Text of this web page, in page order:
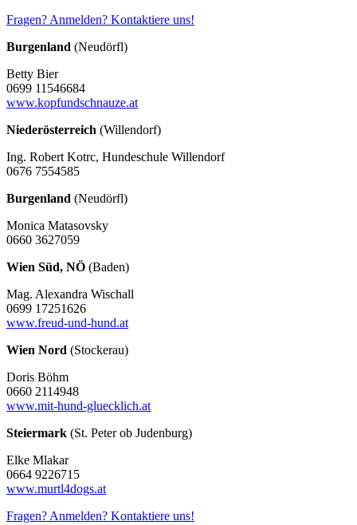
Fragen? Anmelden? Kontaktiere uns!
Burgenland (Neudörfl)
Betty Bier
0699 11546684
www.kopfundschnauze.at
Niederösterreich (Willendorf)
Ing. Robert Kotrc, Hundeschule Willendorf
0676 7554585
Burgenland (Neudörfl)
Monica Matasovsky
0660 3627059
Wien Süd, NÖ (Baden)
Mag. Alexandra Wischall
0699 17251626
www.freud-und-hund.at
Wien Nord (Stockerau)
Doris Böhm
0660 2114948
www.mit-hund-gluecklich.at
Steiermark (St. Peter ob Judenburg)
Elke Mlakar
0664 9226715
www.murtl4dogs.at
Fragen? Anmelden? Kontaktiere uns!